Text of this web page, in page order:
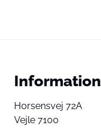
Information
Horsensvej 72A
Vejle 7100